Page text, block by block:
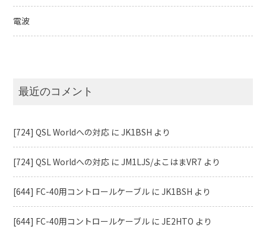
電波
最近のコメント
[724] QSL Worldへの対応 にJK1BSH より
[724] QSL Worldへの対応 にJM1LJS/よこはまVR7 より
[644] FC-40用コントロールケーブル にJK1BSH より
[644] FC-40用コントロールケーブル にJE2HTO より